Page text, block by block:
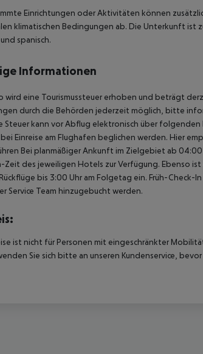
Einrichtungen oder Aktivitäten können
klimatischen Bedingungen ab. Die Unterkunft ist
spanisch.
Informationen
wird eine Tourismussteuer erhoben und beträgt
durch die Behörden jederzeit möglich, bitte
Steuer kann vor Abflug elektronisch über
bei Einreise am Flughafen beglichen werden. Hier
Bei planmäßiger Ankunft im Zielgebiet ab
Zeit des jeweiligen Hotels zur Verfügung. Ebenso
bis 3:00 Uhr am Folgetag ein. Früh-
Service Team hinzugebucht werden.
ist nicht für Personen mit eingeschränkter
Sie sich bitte an unseren Kundenservice,